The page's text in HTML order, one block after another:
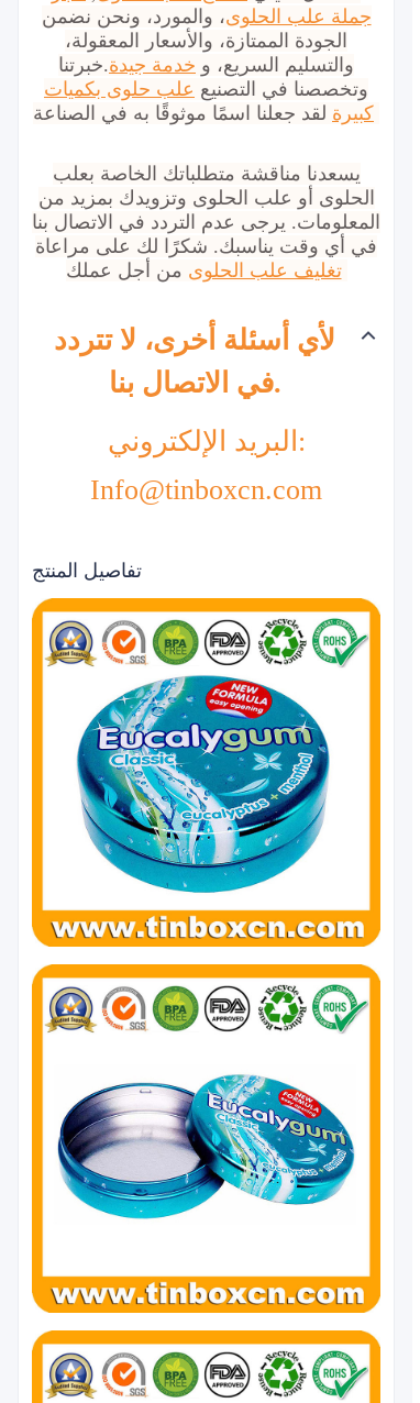
جملة علب الحلوى، والمورد، ونحن نضمن
الجودة الممتازة، والأسعار المعقولة،
والتسليم السريع، و خدمة جيدة.خبرتنا
وتخصصنا في التصنيع علب حلوى بكميات
كبيرة
يسعدنا مناقشة متطلباتك الخاصة بعلب
الحلوى أو علب الحلوى وتزويدك بمزيد من
المعلومات. يرجى عدم التردد في الاتصال بنا
في أي وقت يناسبك. شكرًا لك على مراعاة
تغليف علب الحلوىمن أجل عملك.
لأي أسئلة أخرى، لا تتردد
في الاتصال بنا.
البريد الإلكتروني:
Info@tinboxcn.com
تفاصيل المنتج